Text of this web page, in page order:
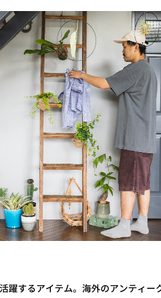
躍するアイテム。海外のアンティー